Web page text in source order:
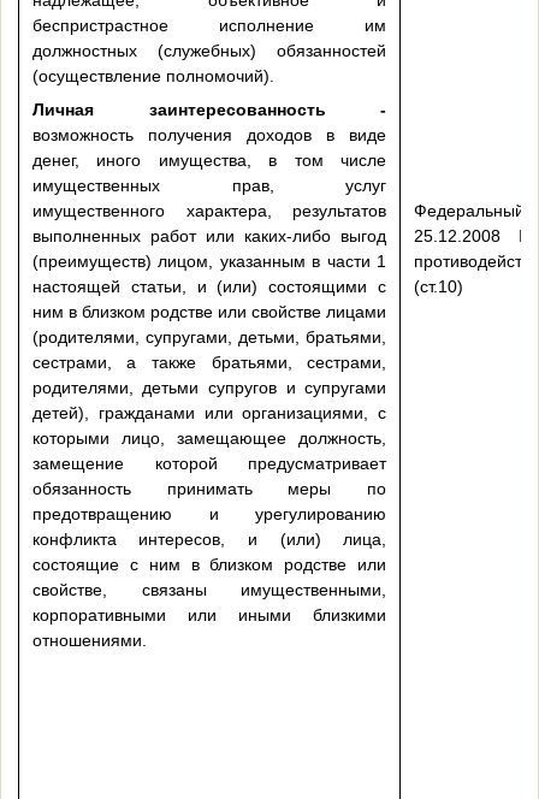
беспристрастное исполнение им
должностных (служебных) обязанностей
(осуществление полномочий).
Личная заинтересованность -
возможность получения доходов в виде
денег, иного имущества, в том числе
имущественных прав, услуг
имущественного характера, результатов
выполненных работ или каких-либо выгод
(преимуществ) лицом, указанным в части 1
настоящей статьи, и (или) состоящими с
ним в близком родстве или свойстве лицами
(родителями, супругами, детьми, братьями,
сестрами, а также братьями, сестрами,
родителями, детьми супругов и супругами
детей), гражданами или организациями, с
которыми лицо, замещающее должность,
замещение которой предусматривает
обязанность принимать меры по
предотвращению и урегулированию
конфликта интересов, и (или) лица,
состоящие с ним в близком родстве или
свойстве, связаны имущественными,
корпоративными или иными близкими
отношениями.
(ст.10)